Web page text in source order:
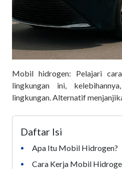
Mobil hidrogen: Pelajari
lingkungan ini,
lingkungan. Alternatif
Daftar Isi
•
Apa Itu Mobil Hidrogen?
• Cara Kerja Mobil